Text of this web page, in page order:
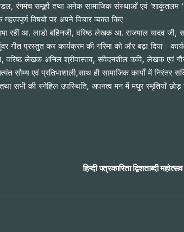
रंगमंच समूहों तथा अनेक सामाजिक संस्थाओं एवं ‘शाकुंतलम ‘
विषयों पर अपने विचार व्यक्त किए।
रहीं आ. लाडो बहिनजी, वरिष्ठ लेखक आ. राजपाल यादव जी,
प्रस्तुत कर कार्यक्रम की गरिमा को और बढ़ा दिया।
वरिष्ठ लेखक अनिल श्रीवास्तव, संवेदनशील कवि, लेखक एवं
एवं प्रतिभाशाली,साथ ही सामाजिक कार्यों में निरंतर
सभी की स्नेहिल उपस्थिति, अपनत्व मन में मधुर स्मृतियाँ छोड़
हिन्दी पत्रकारिता द्विशताब्दी महोत्सव